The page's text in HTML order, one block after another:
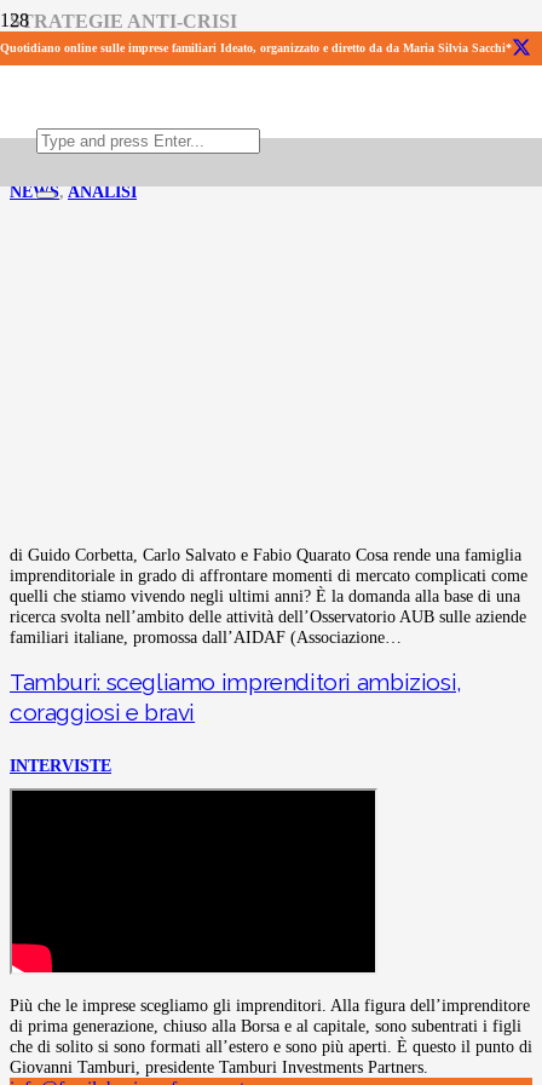
Quotidiano online sulle imprese familiari Ideato, organizzato e diretto da da Maria Silvia Sacchi*
STRATEGIE ANTI-CRISI
Pronti prima: le tre caratteristiche che rendono
I risultati della ricerca di AIDAF con UniCredit e la Cattedra AIDAF–EY
NEWS,ANALISI
di Guido Corbetta, Carlo Salvato e Fabio Quarato Cosa rende una famiglia
imprenditoriale in grado di affrontare momenti di mercato complicati come
quelli che stiamo vivendo negli ultimi anni? È la domanda alla base di una
ricerca svolta nell’ambito delle attività dell’Osservatorio AUB sulle aziende
familiari italiane, promossa dall’AIDAF (Associazione…
Tamburi: scegliamo imprenditori ambiziosi,
coraggiosi e bravi
INTERVISTE
Più che le imprese scegliamo gli imprenditori. Alla figura dell’imprenditore
di prima generazione, chiuso alla Borsa e al capitale, sono subentrati i figli
che di solito si sono formati all’estero e sono più aperti. È questo il punto di
Giovanni Tamburi, presidente Tamburi Investments Partners.